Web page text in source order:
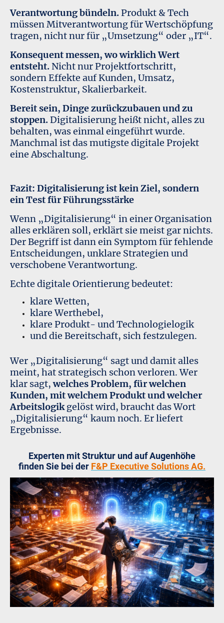
Verantwortung bündeln.Produkt & Tech
müssen Mitverantwortung für Wertschöpfung
tragen, nicht nur für „Umsetzung“ oder „IT“.
Konsequent messen, wo wirklich Wert
entsteht. Nicht nur Projektfortschritt,
sondern Effekte auf Kunden, Umsatz,
Kostenstruktur, Skalierbarkeit.
Bereit sein, Dinge zurückzubauen und zu
stoppen.Digitalisierung heißt nicht, alles zu
behalten, was einmal eingeführt wurde.
Manchmal ist das mutigste digitale Projekt
eine Abschaltung.
Fazit: Digitalisierung ist kein Ziel, sondern
ein Test für Führungsstärke
Wenn „Digitalisierung“ in einer Organisation
alles erklären soll, erklärt sie meist gar nichts.
Der Begriff ist dann ein Symptom für fehlende
Entscheidungen, unklare Strategien und
verschobene Verantwortung.
Echte digitale Orientierung bedeutet:
klare Wetten,
klare Werthebel,
klare Produkt- und Technologielogik
und die Bereitschaft, sich festzulegen.
Wer „Digitalisierung“ sagt und damit alles
meint, hat strategisch schon verloren. Wer
klar sagt,welches Problem, für welchen
Kunden, mit welchem Produkt und welcher
Arbeitslogikgelöst wird, braucht das Wort
„Digitalisierung“ kaum noch. Er liefert
Ergebnisse.
Experten mit Struktur und auf Augenhöhe
finden Sie bei der F&P Executive Solutions AG.